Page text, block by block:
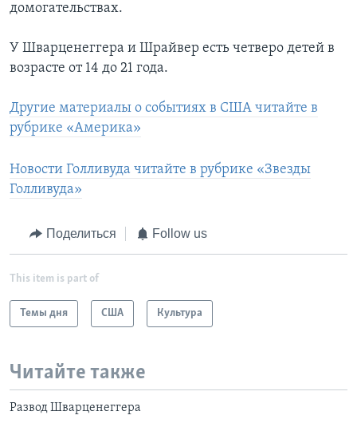
домогательствах.
У Шварценеггера и Шрайвер есть четверо детей в
возрасте от 14 до 21 года.
Другие материалы о событиях в США читайте в
рубрике «Америка»
Новости Голливуда читайте в рубрике «Звезды
Голливуда»
Поделиться Follow us
This item is part of
Темы дня США Культура
Читайте также
Развод Шварценеггера